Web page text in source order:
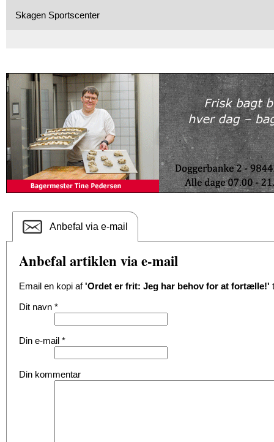
Skagen Sportscenter
Anbefal via e-mail
Anbefal artiklen via e-mail
Email en kopi af'Ordet er frit: Jeg har behov for at fortælle!'
Dit navn *
Din e-mail *
Din kommentar